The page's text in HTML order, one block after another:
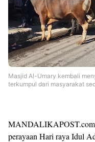
Masjid Al-Umary kembali
terkumpul dari masyarakat
perayaan Hari raya Idul